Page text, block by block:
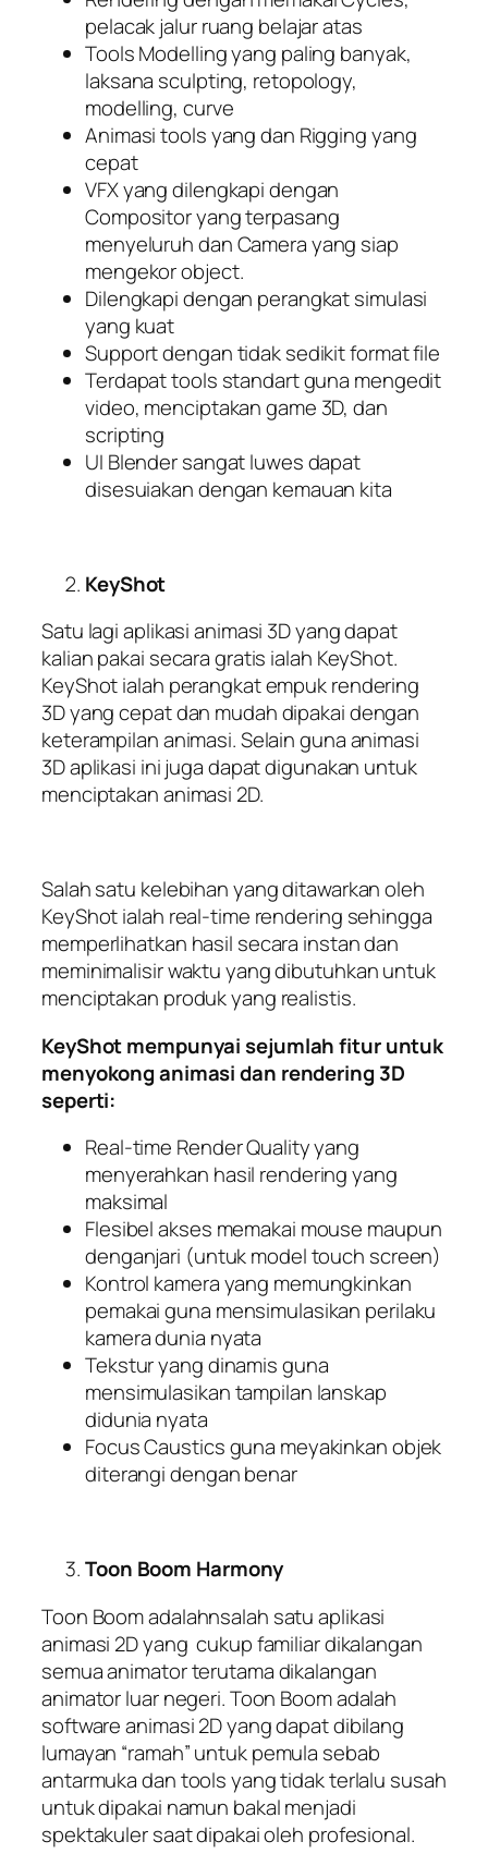
pelacak jalur ruang belajar atas
Tools Modelling yang paling banyak,
laksana sculpting, retopology,
modelling, curve
Animasi tools yang dan Rigging yang
cepat
VFX yang dilengkapi dengan
Compositor yang terpasang
menyeluruh dan Camera yang siap
mengekor object.
Dilengkapi dengan perangkat simulasi
yang kuat
Support dengan tidak sedikit format file
Terdapat tools standart guna mengedit
video, menciptakan game 3D, dan
scripting
UI Blender sangat luwes dapat
disesuiakan dengan kemauan kita
KeyShot
Satu lagi aplikasi animasi 3D yang dapat
kalian pakai secara gratis ialah KeyShot.
KeyShot ialah perangkat empuk rendering
3D yang cepat dan mudah dipakai dengan
keterampilan animasi. Selain guna animasi
3D aplikasi ini juga dapat digunakan untuk
menciptakan animasi 2D.
Salah satu kelebihan yang ditawarkan oleh
KeyShot ialah real-time rendering sehingga
memperlihatkan hasil secara instan dan
meminimalisir waktu yang dibutuhkan untuk
menciptakan produk yang realistis.
KeyShot mempunyai sejumlah fitur untuk
menyokong animasi dan rendering 3D
seperti:
Real-time Render Quality yang
menyerahkan hasil rendering yang
maksimal
Flesibel akses memakai mouse maupun
denganjari (untuk model touch screen)
Kontrol kamera yang memungkinkan
pemakai guna mensimulasikan perilaku
kamera dunia nyata
Tekstur yang dinamis guna
mensimulasikan tampilan lanskap
didunia nyata
Focus Caustics guna meyakinkan objek
diterangi dengan benar
Toon Boom Harmony
Toon Boom adalahnsalah satu aplikasi
animasi 2D yang cukup familiar dikalangan
semua animator terutama dikalangan
animator luar negeri. Toon Boom adalah
software animasi 2D yang dapat dibilang
lumayan “ramah” untuk pemula sebab
antarmuka dan tools yang tidak terlalu susah
untuk dipakai namun bakal menjadi
spektakuler saat dipakai oleh profesional.